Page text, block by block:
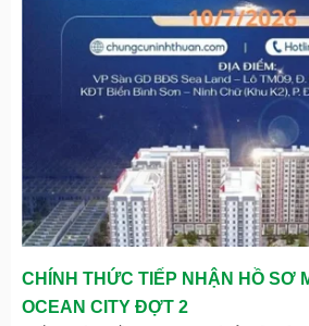
CHÍNH THỨC TIẾP NHẬN HỒ SƠ
OCEAN CITY ĐỢT 2